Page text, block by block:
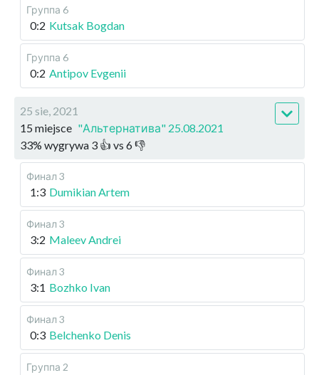
Группа 6
0:2 Kutsak Bogdan
Группа 6
0:2 Antipov Evgenii
25 sie, 2021
15 miejsce "Альтернатива" 25.08.2021
33% wygrywa 3 👍 vs 6👎
Финал 3
1:3 Dumikian Artem
Финал 3
3:2 Maleev Andrei
Финал 3
3:1 Bozhko Ivan
Финал 3
0:3 Belchenko Denis
Группа 2